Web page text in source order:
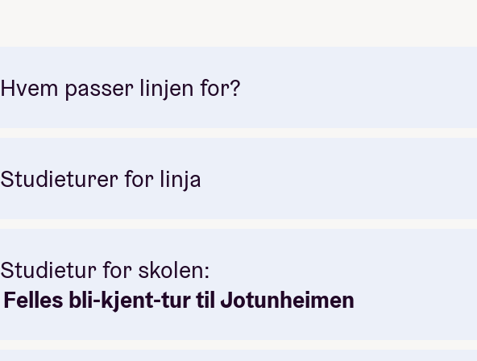
Hvem passer linjen for?
Studieturer for linja
Pris: Inkludert i linjepris
Budapest
Studietur for skolen:
Felles bli-kjent-tur til Jotunheimen